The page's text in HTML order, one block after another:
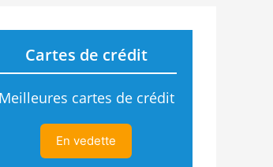
Cartes de crédit
Meilleures cartes de crédit
En vedette